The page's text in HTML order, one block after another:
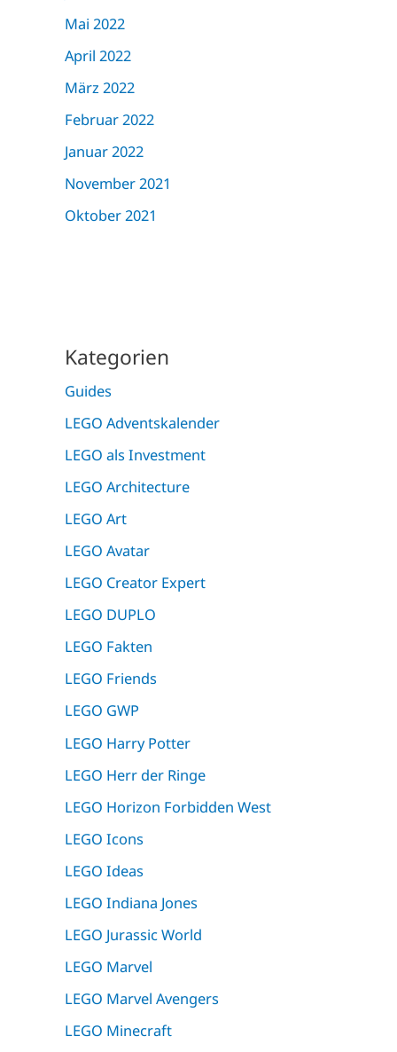
Mai 2022
April 2022
März 2022
Februar 2022
Januar 2022
November 2021
Oktober 2021
Kategorien
Guides
LEGO Adventskalender
LEGO als Investment
LEGO Architecture
LEGO Art
LEGO Avatar
LEGO Creator Expert
LEGO DUPLO
LEGO Fakten
LEGO Friends
LEGO GWP
LEGO Harry Potter
LEGO Herr der Ringe
LEGO Horizon Forbidden West
LEGO Icons
LEGO Ideas
LEGO Indiana Jones
LEGO Jurassic World
LEGO Marvel
LEGO Marvel Avengers
LEGO Minecraft